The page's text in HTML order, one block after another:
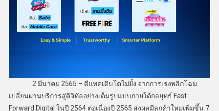
2 มีนาคม 2565 – ดีแทคเติบโตไม่ยั้ง จากการเร่งพลิกโฉม
เปลี่ยนผ่านบริการสู่ดิจิทัลอย่างเต็มรูปแบบภายใต้กลยุทธ์ Fast
Forward Digital ในปี 2564 ต่อเนื่องปี 2565 ส่งผลมีลูกค้าใหม่เพิ่มขึ้น 7